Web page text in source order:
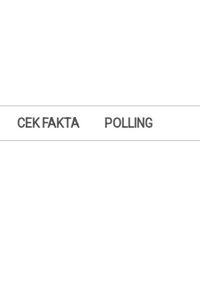
CEK FAKTA POLLING